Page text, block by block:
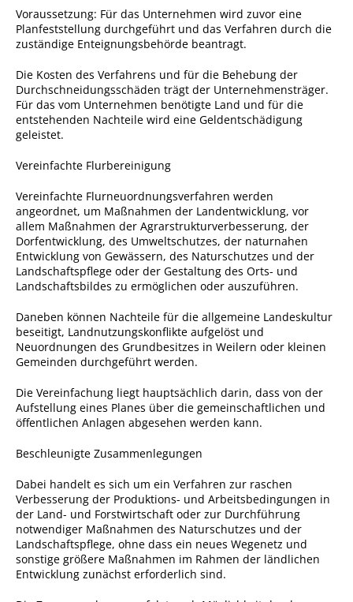
Öffnungszeiten
Online-Bürgerportal
Bürgerservice
Lebenslagen
Leistungen - Service BW
Neubürgerinfos
Formulare
Wissenswertes/Service
Winterdienst
Gutachterausschuss
Organspende
Gleichstellung
Wohnungssicherung
Aushang- und Schaukästen
Mitarbeitende im Rathaus
Öffentliche
Voraussetzung: Für das Unternehmen wird zuvor eine
Planfeststellung durchgeführt und das Verfahren durch die
zuständige Enteignungsbehörde beantragt.
Die Kosten des Verfahrens und für die Behebung der
Durchschneidungsschäden trägt der Unternehmensträger.
Für das vom Unternehmen benötigte Land und für die
entstehenden Nachteile wird eine Geldentschädigung
geleistet.
Vereinfachte Flurbereinigung
Vereinfachte Flurneuordnungsverfahren werden
angeordnet, um Maßnahmen der Landentwicklung, vor
allem Maßnahmen der Agrarstrukturverbesserung, der
Dorfentwicklung, des Umweltschutzes, der naturnahen
Entwicklung von Gewässern, des Naturschutzes und der
Landschaftspflege oder der Gestaltung des Orts- und
Landschaftsbildes zu ermöglichen oder auszuführen.
Daneben können Nachteile für die allgemeine Landeskultur
beseitigt, Landnutzungskonflikte aufgelöst und
Neuordnungen des Grundbesitzes in Weilern oder kleinen
Gemeinden durchgeführt werden.
Die Vereinfachung liegt hauptsächlich darin, dass von der
Aufstellung eines Planes über die gemeinschaftlichen und
öffentlichen Anlagen abgesehen werden kann.
Beschleunigte Zusammenlegungen
Dabei handelt es sich um ein Verfahren zur raschen
Verbesserung der Produktions- und Arbeitsbedingungen in
der Land- und Forstwirtschaft oder zur Durchführung
notwendiger Maßnahmen des Naturschutzes und der
Landschaftspflege, ohne dass ein neues Wegenetz und
sonstige größere Maßnahmen im Rahmen der ländlichen
Entwicklung zunächst erforderlich sind.